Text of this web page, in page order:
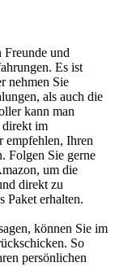
Freunde und
Es ist
nehmen Sie
als auch die
kann man
direkt im
empfehlen, Ihren
Folgen Sie gerne
um die
direkt zu
Paket erhalten.
können Sie im
So
persönlichen